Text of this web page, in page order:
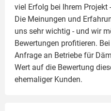
viel Erfolg bei Ihrem Projekt -
Die Meinungen und
uns sehr wichtig - und wir
Bewertungen profitieren.
Anfrage an Betriebe für
Wert auf die Bewertung
ehemaliger Kunden.